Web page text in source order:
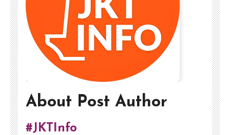
About Post Author
#JKTInfo